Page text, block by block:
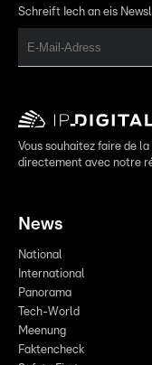
Schreift Iech an eis
Vous souhaitez faire de
directement avec notre
News
National
International
Panorama
Tech-World
Meenung
Faktencheck